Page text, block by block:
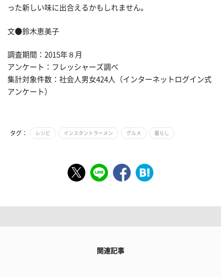
った新しい味に出合えるかもしれません。
文●鈴木恵美子
調査期間：2015年８月
アンケート：フレッシャーズ調べ
集計対象件数：社会人男女424人（インターネットログイン式
アンケート）
タグ： レシピ インスタントラーメン グルメ 暮らし
関連記事